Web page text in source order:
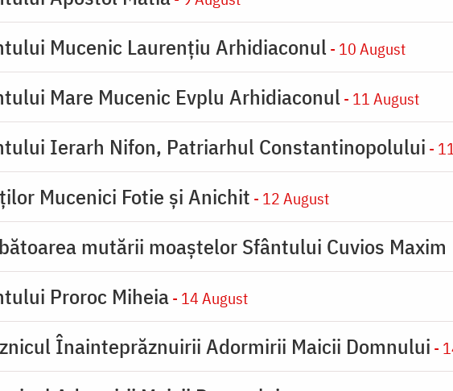
Mucenic Laurențiu Arhidiaconul - 10 August
Mare Mucenic Evplu Arhidiaconul - 11 August
Ierarh Nifon, Patriarhul Constantinopolului -
Mucenici Fotie şi Anichit - 12 August
mutării moaştelor Sfântului Cuvios
Proroc Miheia- 14 August
Înainteprăznuirii Adormirii Maicii Domnului -